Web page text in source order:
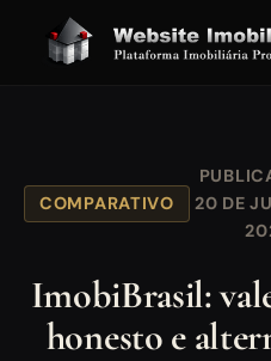
COMPARATIVO
20 DE
ImobiBrasil:
honesto e